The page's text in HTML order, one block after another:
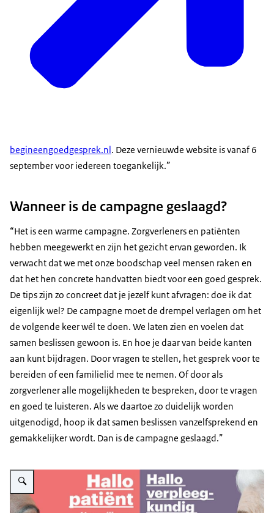
begineengoedgesprek.nl. Deze vernieuwde website is vanaf 6
september voor iedereen toegankelijk.”
Wanneer is de campagne geslaagd?
“Het is een warme campagne. Zorgverleners en patiënten
hebben meegewerkt en zijn het gezicht ervan geworden. Ik
verwacht dat we met onze boodschap veel mensen raken en
dat het hen concrete handvatten biedt voor een goed gesprek.
De tips zijn zo concreet dat je jezelf kunt afvragen: doe ik dat
eigenlijk wel? De campagne moet de drempel verlagen om het
de volgende keer wél te doen. We laten zien en voelen dat
samen beslissen gewoon is. En hoe je daar van beide kanten
aan kunt bijdragen. Door vragen te stellen, het gesprek voor te
bereiden of een familielid mee te nemen. Of door als
zorgverlener alle mogelijkheden te bespreken, door te vragen
en goed te luisteren. Als we daartoe zo duidelijk worden
uitgenodigd, hoop ik dat samen beslissen vanzelfsprekend en
gemakkelijker wordt. Dan is de campagne geslaagd.”
Vergroot afbeelding Campagnebeeld Samen Beslissen, twee gezichten